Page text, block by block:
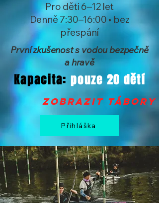
Pro děti 6–12 let
Denně 7:30–16:00 • bez
přespání
První zkušenost s vodou bezpečně
a hravě
Kapacita:pouze 20 dětí
zobrazit tábory
Přihláška